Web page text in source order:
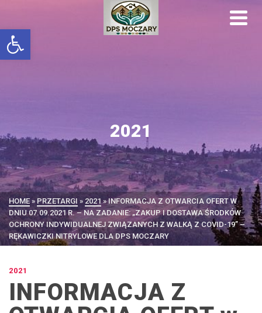
Otwórz pasek narzędzi
2021
HOME » PRZETARGI » 2021 » INFORMACJA Z OTWARCIA OFERT W
DNIU 07.09.2021 R. – NA ZADANIE: „ZAKUP I DOSTAWA ŚRODKÓW
OCHRONY INDYWIDUALNEJ ZWIĄZANYCH Z WALKĄ Z COVID-19” –
RĘKAWICZKI NITRYLOWE DLA DPS MOCZARY
2021
INFORMACJA Z